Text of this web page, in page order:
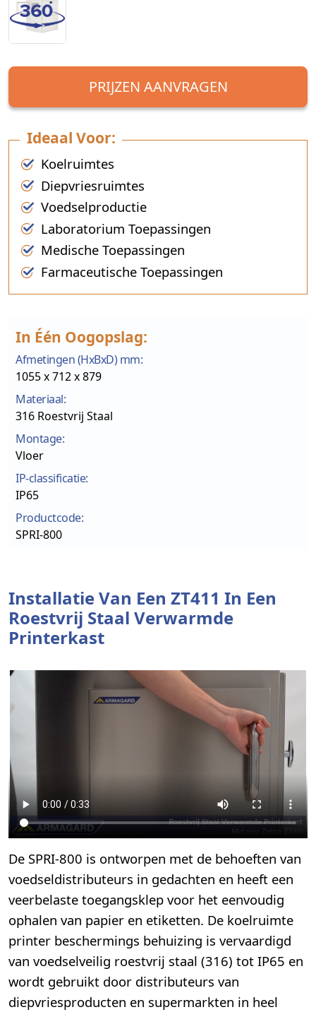
PRIJZEN AANVRAGEN
Ideaal Voor:
Koelruimtes
Diepvriesruimtes
Voedselproductie
Laboratorium Toepassingen
Medische Toepassingen
Farmaceutische Toepassingen
In Één Oogopslag:
Afmetingen (HxBxD) mm:
1055 x 712 x 879
Materiaal:
316 Roestvrij Staal
Montage:
Vloer
IP-classificatie:
IP65
Productcode:
SPRI-800
Installatie Van Een ZT411 In Een
Roestvrij Staal Verwarmde
Printerkast
De SPRI-800 is ontworpen met de behoeften van
voedseldistributeurs in gedachten en heeft een
veerbelaste toegangsklep voor het eenvoudig
ophalen van papier en etiketten. De koelruimte
printer beschermings behuizing is vervaardigd
van voedselveilig roestvrij staal (316) tot IP65 en
wordt gebruikt door distributeurs van
diepvriesproducten en supermarkten in heel